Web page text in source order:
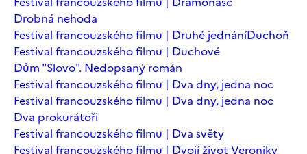
Drobná nehoda
Festival francouzského filmu | Druhé jednáníDuchoň
Festival francouzského filmu | Duchové
Dům "Slovo". Nedopsaný román
Festival francouzského filmu | Dva dny, jedna noc
Festival francouzského filmu | Dva dny, jedna noc
Dva prokurátoři
Festival francouzského filmu | Dva světy
Festival francouzského filmu | Dvojí život Veroniky